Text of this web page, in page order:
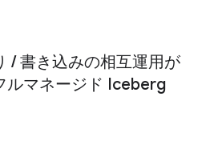
/ 書き込みの相互運用が
ルマネージド Iceberg